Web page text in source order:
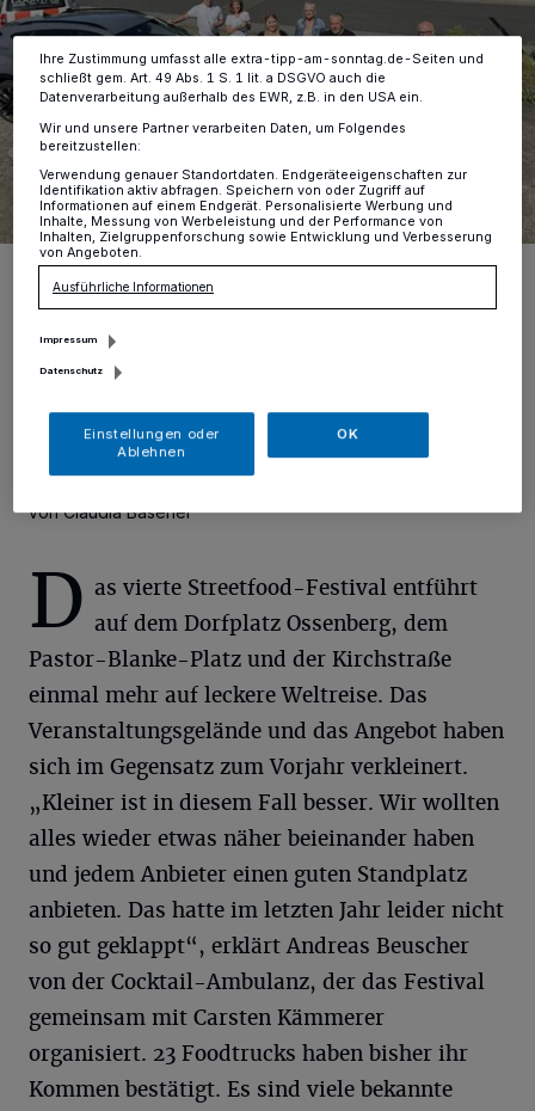
Andreas Beuscher (2.v.r) stellte gemeinsam mit den Sponsoren (v.l.)
Mirko Woischnik, Sandra Brüggemann (Minrath), Svea Eisenberg
vor.
Foto: cb
von Claudia Basener
D as vierte Streetfood-Festival entführt
auf dem Dorfplatz Ossenberg, dem
Pastor-Blanke-Platz und der Kirchstraße
einmal mehr auf leckere Weltreise. Das
Veranstaltungsgelände und das Angebot haben
sich im Gegensatz zum Vorjahr verkleinert.
„Kleiner ist in diesem Fall besser. Wir wollten
alles wieder etwas näher beieinander haben
und jedem Anbieter einen guten Standplatz
anbieten. Das hatte im letzten Jahr leider nicht
so gut geklappt“, erklärt Andreas Beuscher
von der Cocktail-Ambulanz, der das Festival
gemeinsam mit Carsten Kämmerer
organisiert. 23 Foodtrucks haben bisher ihr
Kommen bestätigt. Es sind viele bekannte
Ihre Einstellungen gelten innerhalb unseres Website. Weitere
Informationen finden Sie in unserer Datenschutzerklärung.
Ihre Zustimmung umfasst alle extra-tipp-am-sonntag.de-Seiten und
schließt gem. Art. 49 Abs. 1 S. 1 lit. a DSGVO auch die
Datenverarbeitung außerhalb des EWR, z.B. in den USA ein.
Wir und unsere Partner verarbeiten Daten, um Folgendes
bereitzustellen:
Verwendung genauer Standortdaten. Endgeräteeigenschaften zur
Identifikation aktiv abfragen. Speichern von oder Zugriff auf
Informationen auf einem Endgerät. Personalisierte Werbung und
Inhalte, Messung von Werbeleistung und der Performance von
Inhalten, Zielgruppenforschung sowie Entwicklung und Verbesserung
von Angeboten.
Ausführliche Informationen
Impressum
Datenschutz
Einstellungen oder
Ablehnen
OK